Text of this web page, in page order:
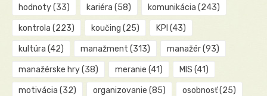
hodnoty(33) kariéra (58) komunikácia (243)
kontrola (223) koučing (25) KPI (43)
kultúra (42) manažment (313) manažér(93)
manažérske hry(38) meranie (41) MIS (41)
motivácia (32) organizovanie (85) osobnosť(25)